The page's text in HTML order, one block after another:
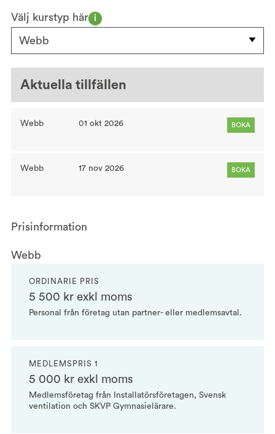
Välj kurstyp här i
Webb
Aktuella tillfällen
BOKA
Webb 01 okt 2026
BOKA
Webb 17 nov 2026
Prisinformation
Webb
ORDINARIE PRIS
5 500 kr exkl moms
Personal från företag utan partner- eller medlemsavtal.
MEDLEMSPRIS 1
5 000 kr exkl moms
Medlemsföretag från Installatörsföretagen, Svensk
ventilation och SKVP Gymnasielärare.